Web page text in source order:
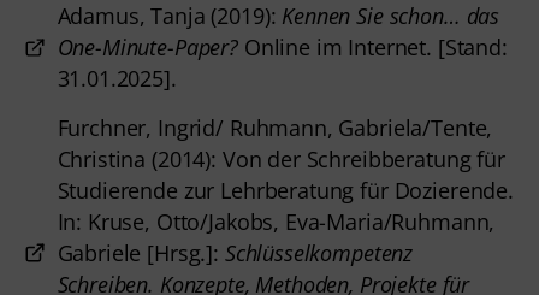
Adamus, Tanja (2019): Kennen Sie schon… das
One-Minute-Paper?Online im Internet. [Stand:
31.01.2025].
Furchner, Ingrid/ Ruhmann, Gabriela/Tente,
Christina (2014): Von der Schreibberatung für
Studierende zur Lehrberatung für Dozierende.
In: Kruse, Otto/Jakobs, Eva-Maria/Ruhmann,
Gabriele [Hrsg.]: Schlüsselkompetenz
Schreiben. Konzepte, Methoden, Projekte für